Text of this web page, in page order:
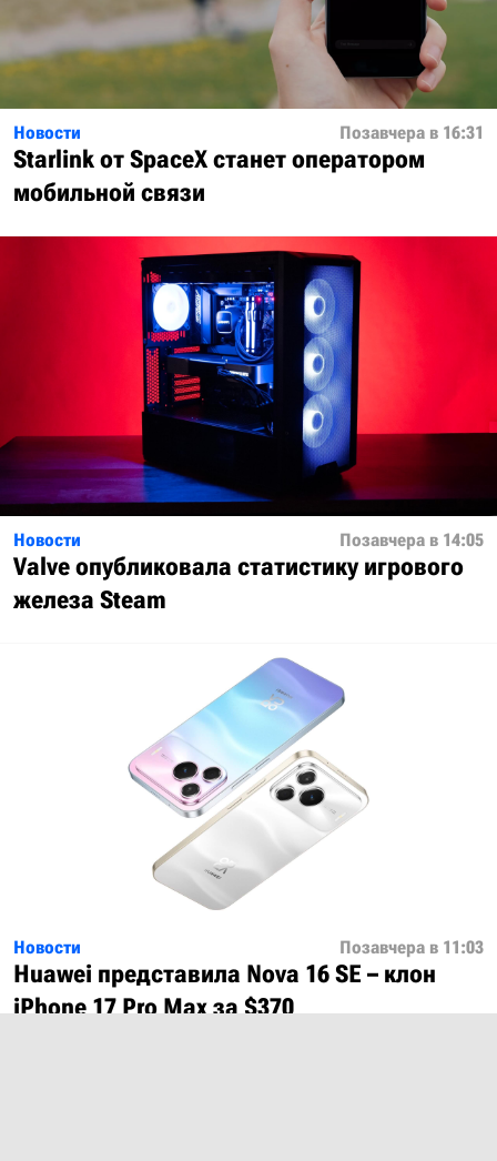
Новости Позавчера в 16:31
Starlink от SpaceX станет оператором
мобильной связи
Новости Позавчера в 14:05
Valve опубликовала статистику игрового
железа Steam
Новости Позавчера в 11:03
Huawei представила Nova 16 SE – клон
iPhone 17 Pro Max за $370